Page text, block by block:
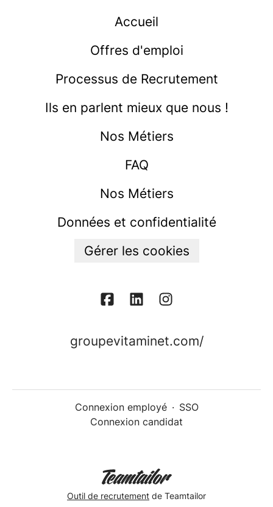
Accueil
Offres d'emploi
Processus de Recrutement
Ils en parlent mieux que nous !
Nos Métiers
FAQ
Nos Métiers
Données et confidentialité
Gérer les cookies
groupevitaminet.com/
Connexion employé · SSO
Connexion candidat
Outil de recrutement de Teamtailor